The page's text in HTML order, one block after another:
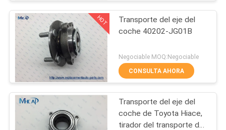
CONTROL
DE
CALIDAD
CONTÁCTENOS
PIDA
Primavera
automotriz del reloj
HOT
Transporte del eje del
coche 40202-JG01B
Negociable MOQ:Negociable
CONSULTA AHORA
Transporte del eje del
coche de Toyota Hiace,
tirador del transporte del